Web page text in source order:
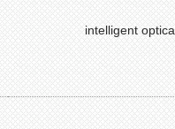
intelligent